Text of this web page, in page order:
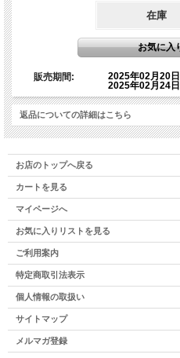
ご質問をご記入されまして
【オンライン参加の重要事
オンライン参加は下記をご
い。下記に該当の場合、録
了承ください。
・事前にZOOM承認申請がで
・ZOOMの設定が不安な方
また、オンラインワークシ
が多いため、メールアドレ
りとりができない方はお申
入りますが、弊社でメール
定の方法について対応はし
承ください。
在庫
販売期間:
2025年02月20
2025年02月24
返品についての詳細はこちら
お店のトップへ戻る
カートを見る
マイページへ
お気に入りリストを見る
ご利用案内
特定商取引法表示
個人情報の取扱い
サイトマップ
メルマガ登録